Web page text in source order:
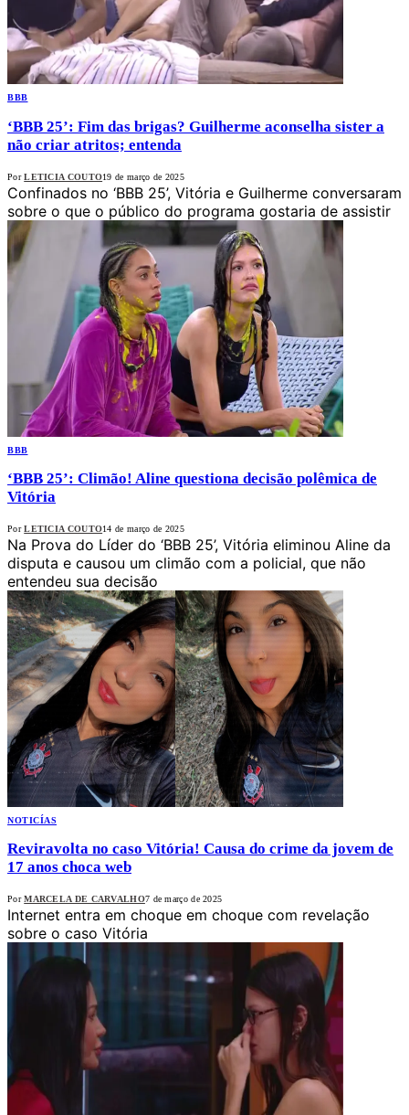
BBB
‘BBB 25’: Fim das brigas? Guilherme aconselha sister a
não criar atritos; entenda
Por LETICIA COUTO19 de março de 2025
Confinados no ‘BBB 25’, Vitória e Guilherme conversaram
sobre o que o público do programa gostaria de assistir
BBB
‘BBB 25’: Climão! Aline questiona decisão polêmica de
Vitória
Por LETICIA COUTO14 de março de 2025
Na Prova do Líder do ‘BBB 25’, Vitória eliminou Aline da
disputa e causou um climão com a policial, que não
entendeu sua decisão
NOTICÍAS
Reviravolta no caso Vitória! Causa do crime da jovem de
17 anos choca web
Por MARCELA DE CARVALHO7 de março de 2025
Internet entra em choque em choque com revelação
sobre o caso Vitória